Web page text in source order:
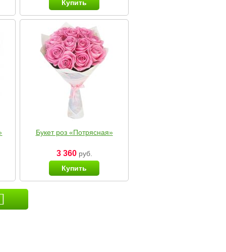
Купить
Букет роз «Потрясная»
3 360руб.
Купить